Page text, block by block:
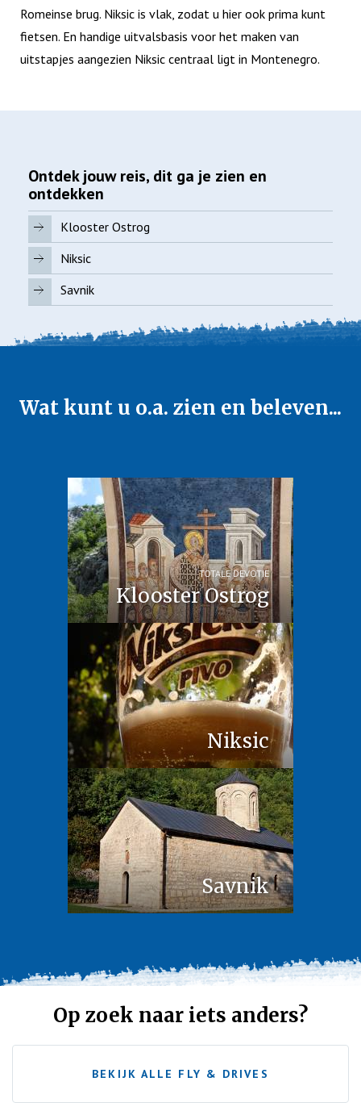
Romeinse brug. Niksic is vlak, zodat u hier ook prima kunt
fietsen. En handige uitvalsbasis voor het maken van
uitstapjes aangezien Niksic centraal ligt in Montenegro.
Ontdek jouw reis, dit ga je zien en
ontdekken
Klooster Ostrog
Niksic
Savnik
Wat kunt u o.a. zien en beleven...
Klooster Ostrog
TOTALE DEVOTIE
Niksic
Savnik
Op zoek naar iets anders?
BEKIJK ALLE FLY & DRIVES